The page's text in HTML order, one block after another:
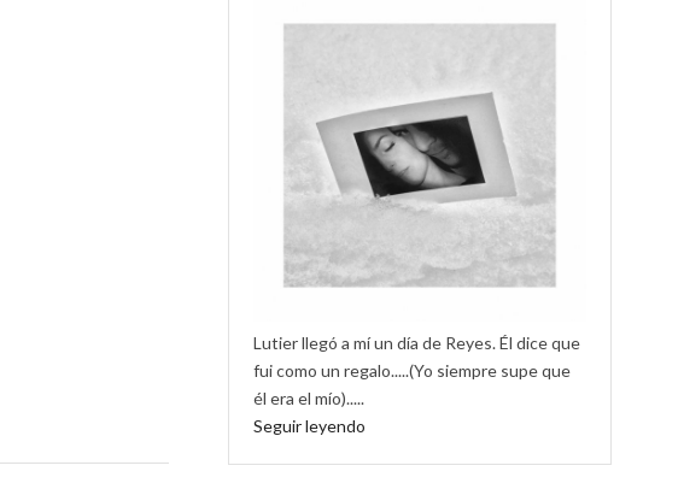
Lutier llegó a mí un día de Reyes. Él dice que
fui como un regalo.....(Yo siempre supe que
él era el mío).....
Seguir leyendo